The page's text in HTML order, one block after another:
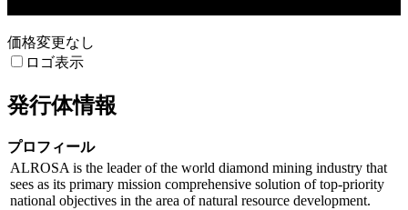
価格変更なし
ロゴ表示
発行体情報
プロフィール
ALROSA is the leader of the world diamond mining industry that
sees as its primary mission comprehensive solution of top-priority
national objectives in the area of natural resource development.